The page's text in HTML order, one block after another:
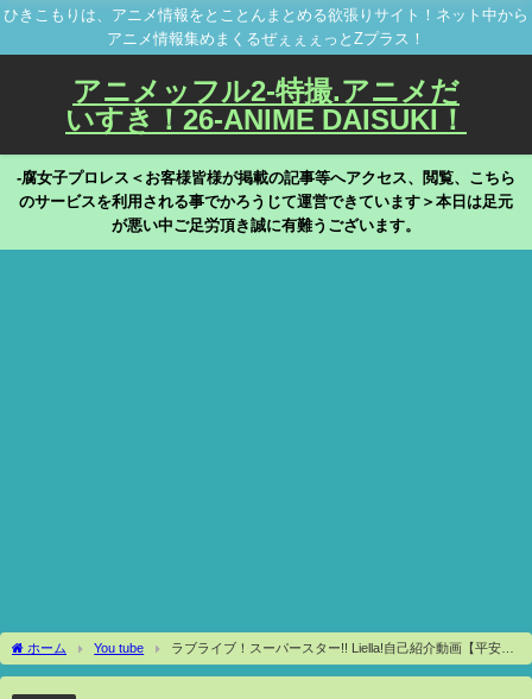
ひきこもりは、アニメ情報をとことんまとめる欲張りサイト！ネット中から
アニメ情報集めまくるぜぇぇぇっとZプラス！
アニメッフル2-特撮.アニメだ
いすき！26-ANIME DAISUKI！
-腐女子プロレス＜お客様皆様が掲載の記事等へアクセス、閲覧、こちら
のサービスを利用される事でかろうじて運営できています＞本日は足元
が悪い中ご足労頂き誠に有難うございます。
ホーム You tube
ラブライブ！スーパースター!! Liella!自己紹介動画【平安名
すみれ 編】